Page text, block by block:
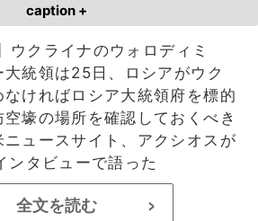
caption +
ウクライナのウォロディミ
統領は25日、ロシアがウク
ければロシア大統領府を標的
壕の場所を確認しておくべき
ュースサイト、アクシオスが
ンタビューで語った
全文を読む >